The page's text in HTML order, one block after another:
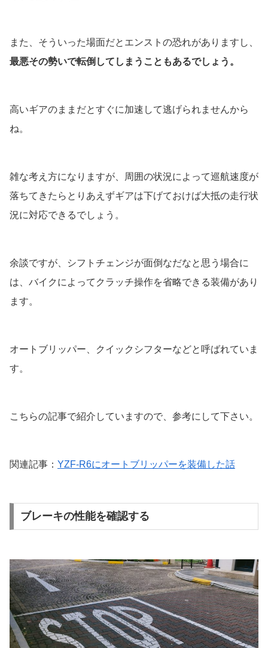
また、そういった場面だとエンストの恐れがありますし、
最悪その勢いで転倒してしまうこともあるでしょう。
高いギアのままだとすぐに加速して逃げられませんから
ね。
雑な考え方になりますが、周囲の状況によって巡航速度が
落ちてきたらとりあえずギアは下げておけば大抵の走行状
況に対応できるでしょう。
余談ですが、シフトチェンジが面倒なだなと思う場合に
は、バイクによってクラッチ操作を省略できる装備があり
ます。
オートブリッパー、クイックシフターなどと呼ばれていま
す。
こちらの記事で紹介していますので、参考にして下さい。
関連記事： YZF-R6にオートブリッパーを装備した話
ブレーキの性能を確認する